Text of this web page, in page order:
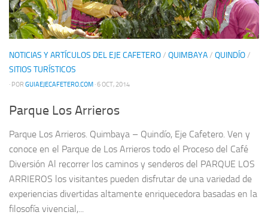
NOTICIAS Y ARTÍCULOS DEL EJE CAFETERO/ QUIMBAYA/ QUINDÍO/
SITIOS TURÍSTICOS
· POR GUIAEJECAFETERO.COM · 6 OCT, 2014
Parque Los Arrieros
Parque Los Arrieros. Quimbaya – Quindío, Eje Cafetero. Ven y
conoce en el Parque de Los Arrieros todo el Proceso del Café
Diversión Al recorrer los caminos y senderos del PARQUE LOS
ARRIEROS los visitantes pueden disfrutar de una variedad de
experiencias divertidas altamente enriquecedora basadas en la
filosofía vivencial,...